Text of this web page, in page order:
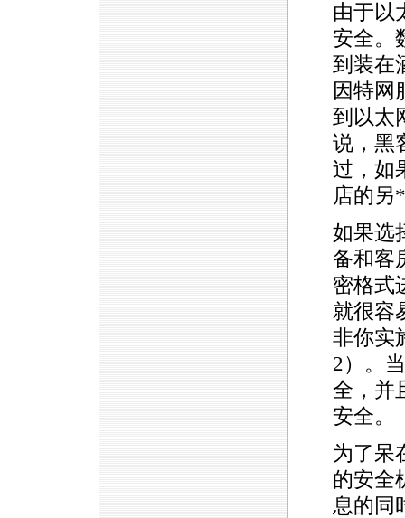
由于以
安全。
到装在
因特网
到以太
说，黑
过，如
店的另*
如果选
备和客
密格式
就很容
非你实
2）。
全，并
安全。
为了呆
的安全
息的同